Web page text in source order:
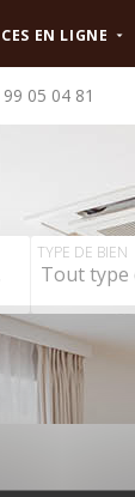
EN LIGNE
05 04 81
TYPE DE BIEN
Tout type